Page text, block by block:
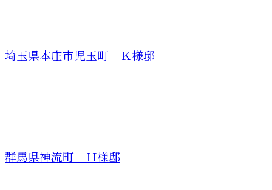
埼玉県本庄市児玉町 Ｋ様邸
群馬県神流町 Ｈ様邸